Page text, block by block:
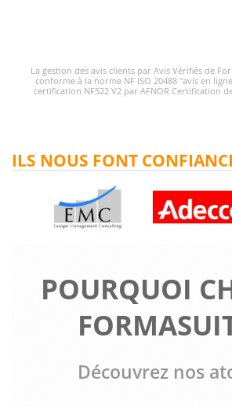
La gestion des avis clients par Avis Vérifiés de
conforme à la norme NF ISO 20488 "avis en
certification NF522 V2 par AFNOR Certification
POURQUOI
Découvrez nos
ILS NOUS FONT